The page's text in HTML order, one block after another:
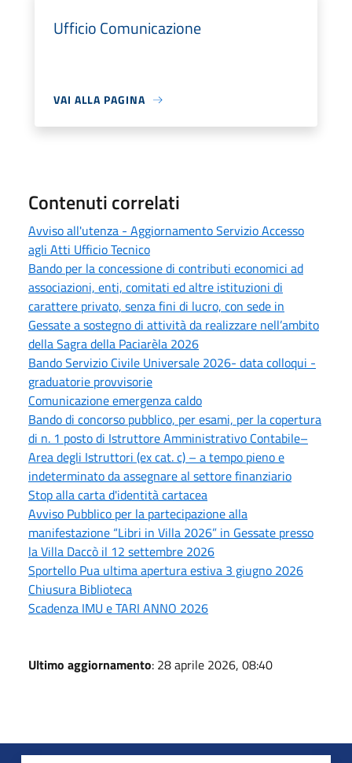
Ufficio Comunicazione
VAI ALLA PAGINA
Contenuti correlati
Avviso all'utenza - Aggiornamento Servizio Accesso
agli Atti Ufficio Tecnico
Bando per la concessione di contributi economici ad
associazioni, enti, comitati ed altre istituzioni di
carattere privato, senza fini di lucro, con sede in
Gessate a sostegno di attività da realizzare nell’ambito
della Sagra della Paciarèla 2026
Bando Servizio Civile Universale 2026- data colloqui -
graduatorie provvisorie
Comunicazione emergenza caldo
Bando di concorso pubblico, per esami, per la copertura
di n. 1 posto di Istruttore Amministrativo Contabile–
Area degli Istruttori (ex cat. c) – a tempo pieno e
indeterminato da assegnare al settore finanziario
Stop alla carta d'identità cartacea
Avviso Pubblico per la partecipazione alla
manifestazione “Libri in Villa 2026” in Gessate presso
la Villa Daccò il 12 settembre 2026
Sportello Pua ultima apertura estiva 3 giugno 2026
Chiusura Biblioteca
Scadenza IMU e TARI ANNO 2026
Ultimo aggiornamento: 28 aprile 2026, 08:40